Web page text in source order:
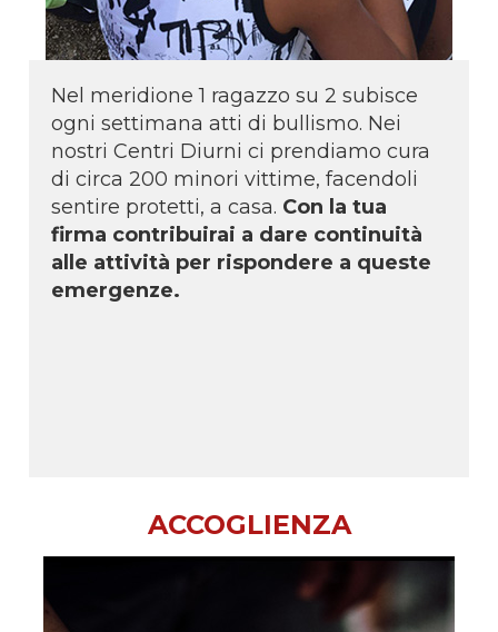
Nel meridione 1 ragazzo su 2 subisce
ogni settimana atti di bullismo. Nei
nostri Centri Diurni ci prendiamo cura
di circa 200 minori vittime, facendoli
sentire protetti, a casa. Con la tua
firma contribuirai a dare continuità
alle attività per rispondere a queste
emergenze.
ACCOGLIENZA